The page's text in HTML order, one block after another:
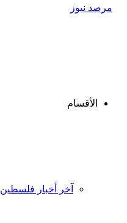
الأقسام
آخر أخبار فلسطين